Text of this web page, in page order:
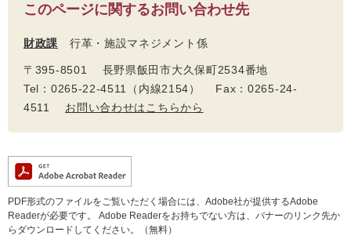
このページに関するお問い合わせ先
財政課 行革・施設マネジメント係
〒395-8501 長野県飯田市大久保町2534番地
Tel：0265-22-4511（内線2154） Fax：0265-24-
4511 お問い合わせはこちらから
PDF形式のファイルをご覧いただく場合には、Adobe社が提供するAdobe
Readerが必要です。
Adobe Readerをお持ちでない方は、バナーのリンク先か
らダウンロードしてください。（無料）